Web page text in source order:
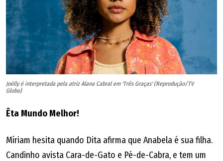
Joélly é interpretada pela atriz Alana Cabral em 'Três Graças' (Reprodução/TV
Globo)
Êta Mundo Melhor!
Míriam hesita quando Dita afirma que Anabela é sua filha.
Candinho avista Cara-de-Gato e Pé-de-Cabra, e tem um